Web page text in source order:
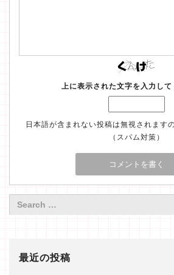
上に表示された文字を入力して
日本語が含まれない投稿は無視されます
（スパム対策）
最近の投稿